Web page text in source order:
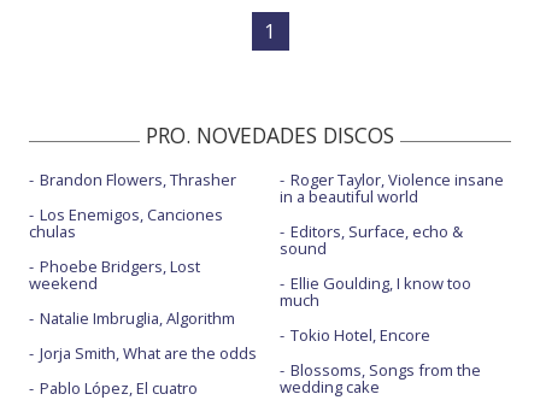
1
PRO. NOVEDADES DISCOS
Brandon Flowers, Thrasher
Los Enemigos, Canciones
chulas
Phoebe Bridgers, Lost
weekend
Natalie Imbruglia, Algorithm
Jorja Smith, What are the odds
Pablo López, El cuatro
Roger Taylor, Violence insane
in a beautiful world
Editors, Surface, echo &
sound
Ellie Goulding, I know too
much
Tokio Hotel, Encore
Blossoms, Songs from the
wedding cake